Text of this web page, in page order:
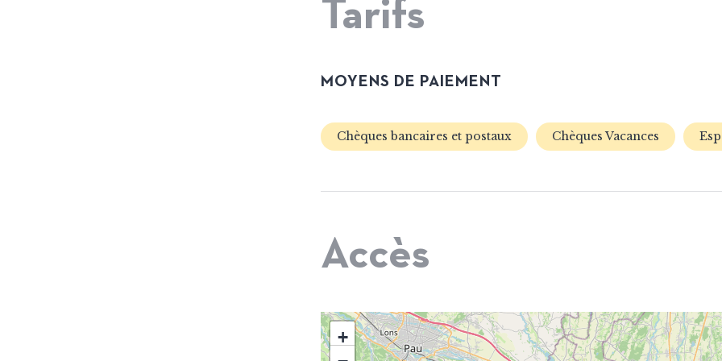
Tarifs
MOYENS DE PAIEMENT
Chèques bancaires et postaux Chèques Vacances
Accès
+